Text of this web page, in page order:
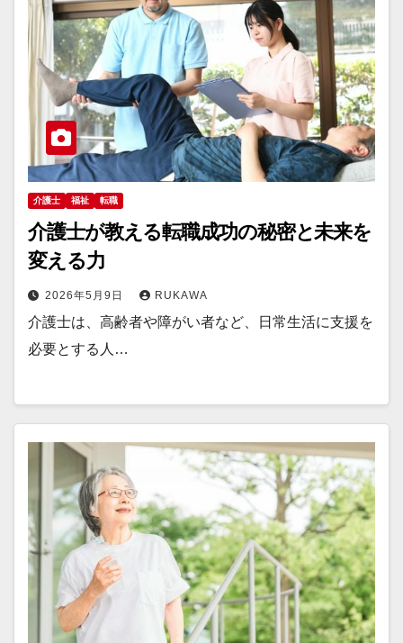
介護士 福祉 転職
介護士が教える転職成功の秘密と未来を
変える力
2026年5月9日 RUKAWA
介護士は、高齢者や障がい者など、日常生活に支援を
必要とする人…